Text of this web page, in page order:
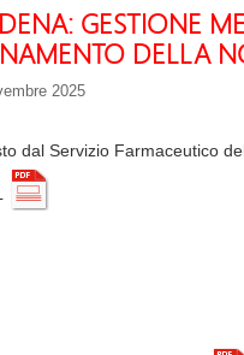
GESTIONE
DELLA
2025
dal Servizio Farmaceutico